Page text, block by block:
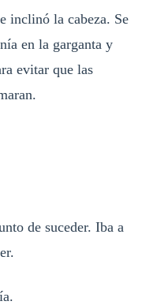
la cabeza. Se
en la garganta y
evitar que las
de suceder. Iba a